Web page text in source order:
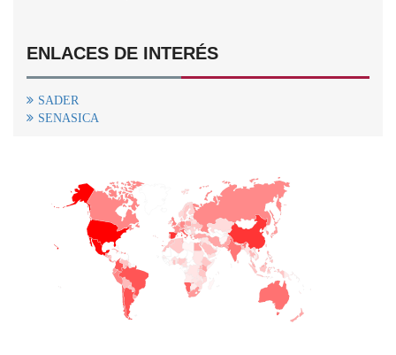
ENLACES DE INTERÉS
SADER
SENASICA